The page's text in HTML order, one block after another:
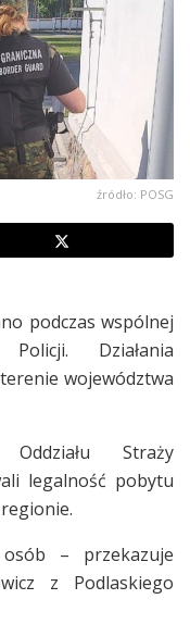
źródło: POSG
podczas wspólnej
Działania
województwa
Oddziału Straży
legalność pobytu
– przekazuje
z Podlaskiego